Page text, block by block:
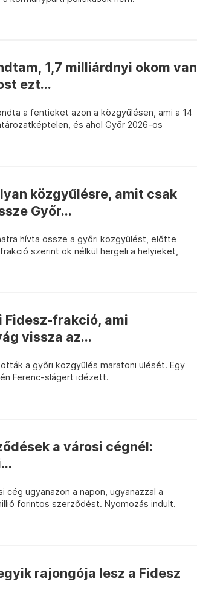
1,7 milliárdnyi okom van
ezt...
a fentieket azon a közgyűlésen, ami a 14
és ahol Győr 2026-os
közgyűlésre, amit csak
Győr...
hívta össze a győri közgyűlést, előtte
szerint ok nélkül hergeli a helyieket,
Fidesz-frakció, ami
vissza az...
a győri közgyűlés maratoni ülését. Egy
Ferenc-slágert idézett.
a városi cégnél:
ugyanazon a napon, ugyanazzal a
forintos szerződést. Nyomozás indult.
rajongója lesz a Fidesz